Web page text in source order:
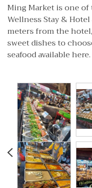
Ming Market is one
Wellness Stay &
meters from the
sweet dishes to
seafood available here.